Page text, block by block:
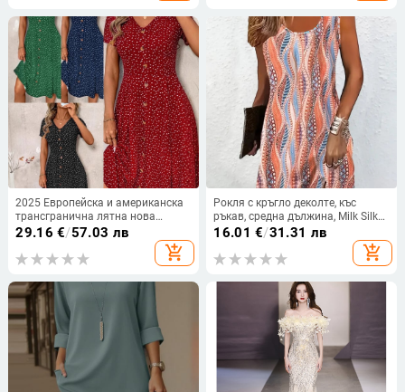
2025 Европейска и американска
трансгранична лятна нова
модна дамска рокля на точки,
закопчано с къс ръкав на точки
29.16 €/57.03 лв
add_shopping_cart
Рокля с кръгло деколте, къс
ръкав, средна дължина, Milk Silk
плат с 95%+ полиестер, пролет
16.01 €/31.31 лв
add_shopping_cart